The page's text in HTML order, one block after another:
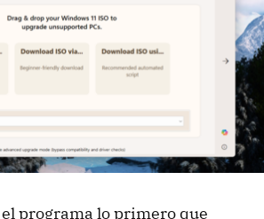
programa lo primero que